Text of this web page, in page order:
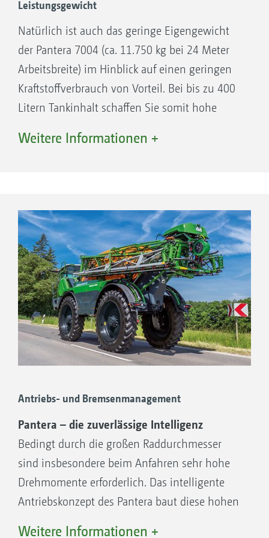
Leistungsgewicht
Natürlich ist auch das geringe Eigengewicht
der Pantera 7004 (ca. 11.750 kg bei 24 Meter
Arbeitsbreite) im Hinblick auf einen geringen
Kraftstoffverbrauch von Vorteil. Bei bis zu 400
Litern Tankinhalt schaffen Sie somit hohe
Integrierter DEF-Tank für Pantera mit Motor
Weitere Informationen +
Antriebs- und Bremsenmanagement
Pantera – die zuverlässige Intelligenz
Bedingt durch die großen Raddurchmesser
sind insbesondere beim Anfahren sehr hohe
Drehmomente erforderlich. Das intelligente
Antriebskonzept des Pantera baut diese hohen
Weitere Informationen +